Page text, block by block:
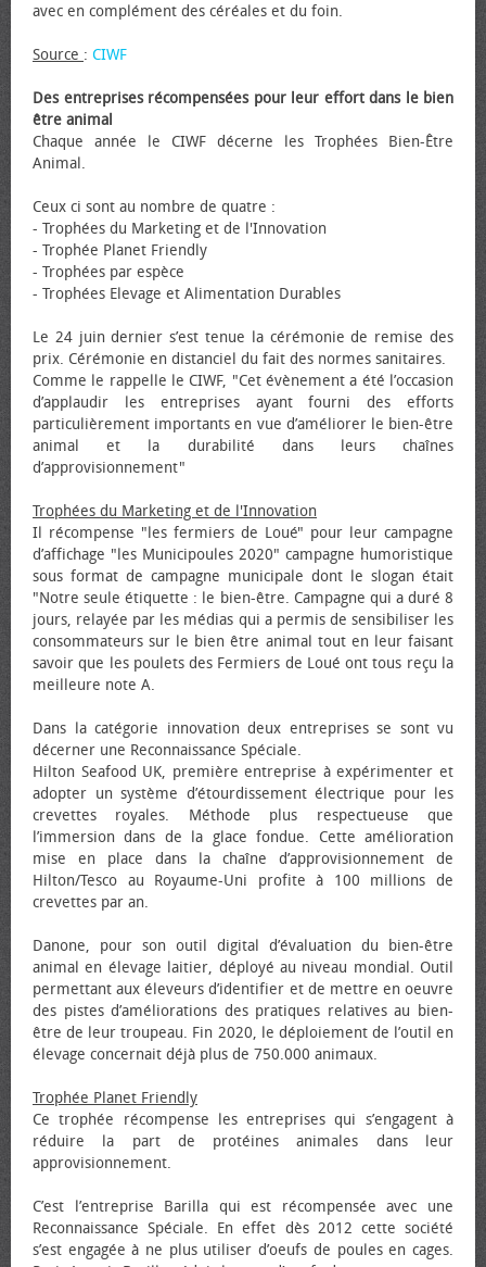
avec en complément des céréales et du foin.
Source : CIWF
Des entreprises récompensées pour leur effort dans le bien
être animal
Chaque année le CIWF décerne les Trophées Bien-Être
Animal.
Ceux ci sont au nombre de quatre :
- Trophées du Marketing et de l'Innovation
- Trophée Planet Friendly
- Trophées par espèce
- Trophées Elevage et Alimentation Durables
Le 24 juin dernier s’est tenue la cérémonie de remise des
prix. Cérémonie en distanciel du fait des normes sanitaires.
Comme le rappelle le CIWF, "Cet évènement a été l’occasion
d’applaudir les entreprises ayant fourni des efforts
particulièrement importants en vue d’améliorer le bien-être
animal et la durabilité dans leurs chaînes
d’approvisionnement"
Trophées du Marketing et de l'Innovation
Il récompense "les fermiers de Loué" pour leur campagne
d’affichage "les Municipoules 2020" campagne humoristique
sous format de campagne municipale dont le slogan était
"Notre seule étiquette : le bien-être. Campagne qui a duré 8
jours, relayée par les médias qui a permis de sensibiliser les
consommateurs sur le bien être animal tout en leur faisant
savoir que les poulets des Fermiers de Loué ont tous reçu la
meilleure note A.
Dans la catégorie innovation deux entreprises se sont vu
décerner une Reconnaissance Spéciale.
Hilton Seafood UK, première entreprise à expérimenter et
adopter un système d’étourdissement électrique pour les
crevettes royales. Méthode plus respectueuse que
l’immersion dans de la glace fondue. Cette amélioration
mise en place dans la chaîne d’approvisionnement de
Hilton/Tesco au Royaume-Uni profite à 100 millions de
crevettes par an.
Danone, pour son outil digital d’évaluation du bien-être
animal en élevage laitier, déployé au niveau mondial. Outil
permettant aux éleveurs d’identifier et de mettre en œuvre
des pistes d’améliorations des pratiques relatives au bien-
être de leur troupeau. Fin 2020, le déploiement de l’outil en
élevage concernait déjà plus de 750.000 animaux.
Trophée Planet Friendly
Ce trophée récompense les entreprises qui s’engagent à
réduire la part de protéines animales dans leur
approvisionnement.
C’est l’entreprise Barilla qui est récompensée avec une
Reconnaissance Spéciale. En effet dès 2012 cette société
s’est engagée à ne plus utiliser d’œufs de poules en cages.